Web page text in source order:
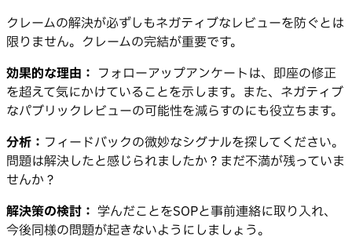
クレームの解決が必ずしもネガティブなレビューを防ぐとは
限りません。クレームの完結が重要です。
効果的な理由： フォローアップアンケートは、即座の修正
を超えて気にかけていることを示します。また、ネガティブ
なパブリックレビューの可能性を減らすのにも役立ちます。
分析： フィードバックの微妙なシグナルを探してください。
問題は解決したと感じられましたか？まだ不満が残っていま
せんか？
解決策の検討： 学んだことをSOPと事前連絡に取り入れ、
今後同様の問題が起きないようにしましょう。